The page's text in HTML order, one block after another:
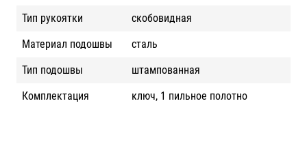
Тип рукоятки
скобовидная
Материал подошвы
сталь
Тип подошвы
штампованная
Комплектация
ключ, 1 пильное полотно